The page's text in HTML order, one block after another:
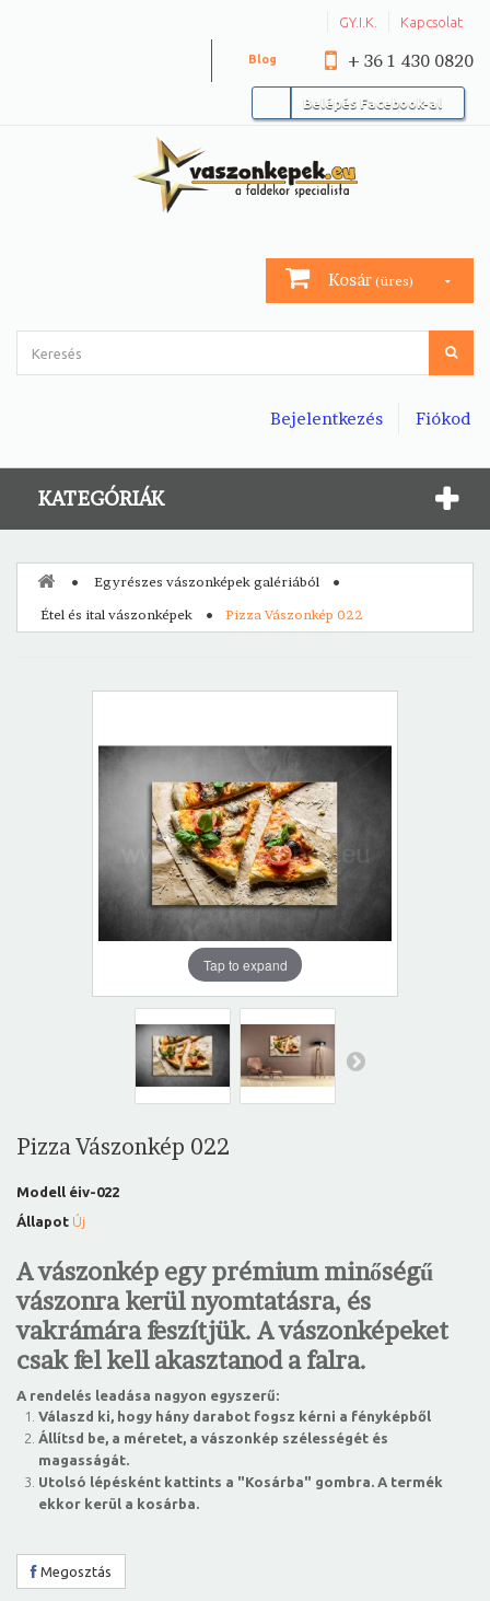
GY.I.K. Kapcsolat
+ 36 1 430 0820
Blog
Belépés Facebook-al
Kosár (üres)
Fiókod
Bejelentkezés
KATEGÓRIÁK
Egyrészes vászonképek galériából
Étel és ital vászonképek
Pizza Vászonkép 022
Tap to expand
Pizza Vászonkép 022
Modell éiv-022
Állapot Új
A vászonkép egy prémium minőségű
vászonra kerül nyomtatásra, és
vakrámára feszítjük. A vászonképeket
csak fel kell akasztanod a falra.
A rendelés leadása nagyon egyszerű:
Válaszd ki, hogy hány darabot fogsz kérni a fényképből
Állítsd be, a méretet, a vászonkép szélességét és
magasságát.
Utolsó lépésként kattints a "Kosárba" gombra. A termék
ekkor kerül a kosárba.
Megosztás